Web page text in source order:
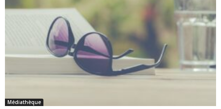
Médiathèque